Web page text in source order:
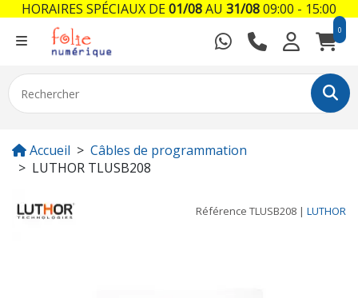
0
Accueil
Câbles de programmation
LUTHOR TLUSB208
Référence TLUSB208 | LUTHOR
HORAIRES SPÉCIAUX DE01/08AU 31/0809:00 - 15:00